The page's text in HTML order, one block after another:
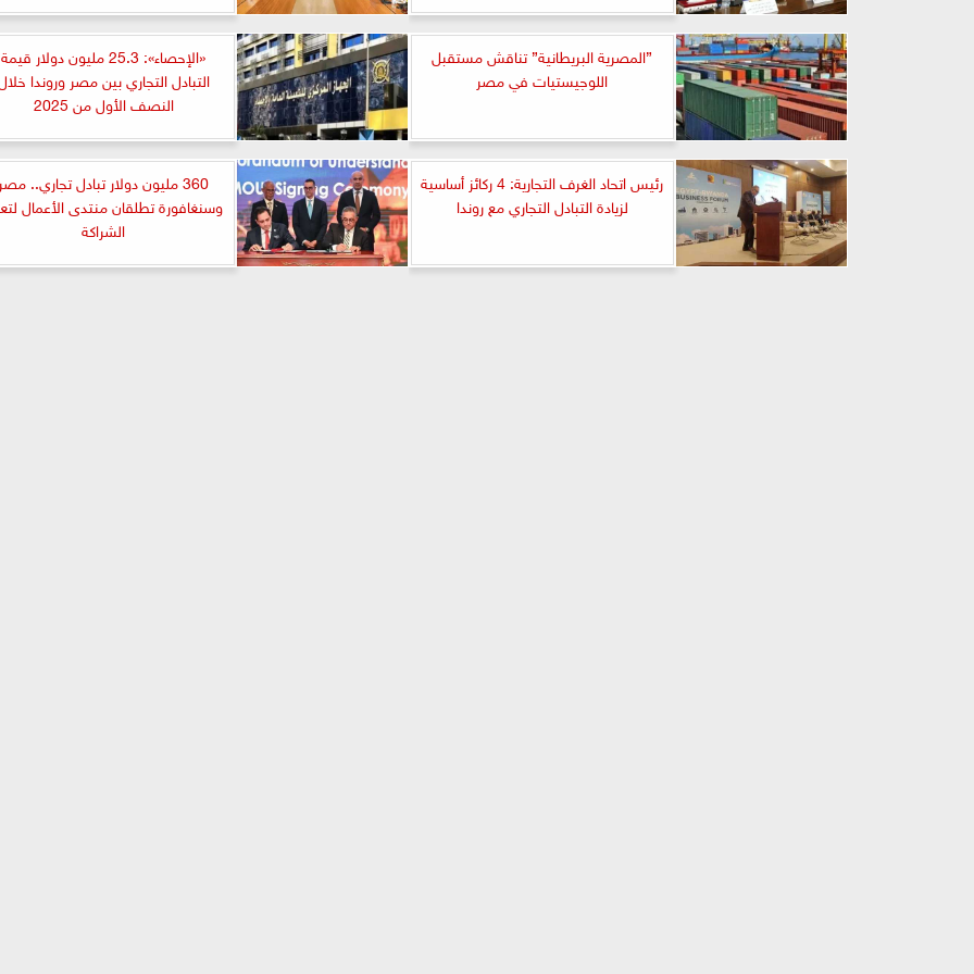
”المصرية البريطانية” تناقش مستقبل
اللوجيستيات في مصر
«الإحصاء»: 25.3 مليون دولار قيمة
التبادل التجاري بين مصر وروندا
النصف الأول من 2025
رئيس اتحاد الغرف التجارية: 4 ركائز أساسية
لزيادة التبادل التجاري مع روندا
360 مليون دولار تبادل تجاري..
وسنغافورة تطلقان منتدى الأعمال
الشراكة